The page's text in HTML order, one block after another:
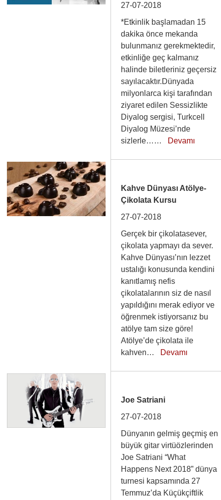
27-07-2018
*Etkinlik başlamadan 15
dakika önce mekanda
bulunmanız gerekmektedir,
etkinliğe geç kalmanız
halinde biletleriniz geçersiz
sayılacaktır.Dünyada
milyonlarca kişi tarafından
ziyaret edilen Sessizlikte
Diyalog sergisi, Turkcell
Diyalog Müzesi’nde
sizlerle…… Devamı
Kahve Dünyası Atölye-
Çikolata Kursu
27-07-2018
Gerçek bir çikolatasever,
çikolata yapmayı da sever.
Kahve Dünyası’nın lezzet
ustalığı konusunda kendini
kanıtlamış nefis
çikolatalarının siz de nasıl
yapıldığını merak ediyor ve
öğrenmek istiyorsanız bu
atölye tam size göre!
Atölye’de çikolata ile
kahven… Devamı
Joe Satriani
27-07-2018
Dünyanın gelmiş geçmiş en
büyük gitar virtüözlerinden
Joe Satriani “What
Happens Next 2018” dünya
turnesi kapsamında 27
Temmuz’da Küçükçiftlik